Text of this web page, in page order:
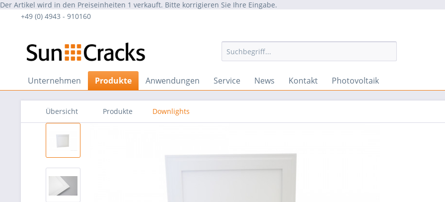
Der Artikel wird in den Preiseinheiten 1 verkauft. Bitte korrigieren Sie Ihre Eingabe.
+49 (0) 4943 - 910160
Unternehmen Produkte Anwendungen Service News Kontakt Photovoltaik
Übersicht Produkte Downlights